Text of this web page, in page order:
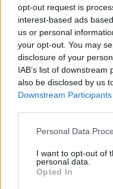
opt-out request is
interest-based ads
us or personal
your opt-out. You may
disclosure of your
IAB’s list of
also be disclosed by us
Downstream Participants
Personal Data
I want to opt-out of
personal data.
Opted In
Vaizdai iš tragiškos
vaiko gyvybių